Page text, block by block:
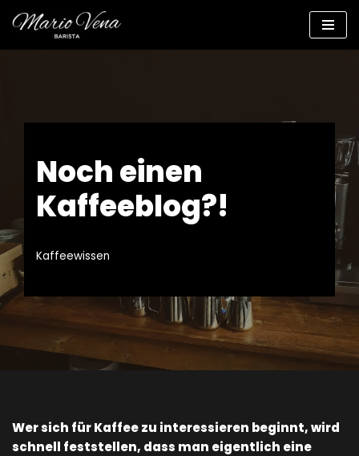
Noch einen
Kaffeeblog?!
Kaffeewissen
Wer sich für Kaffee zu interessieren beginnt, wird
schnell feststellen, dass man eigentlich eine